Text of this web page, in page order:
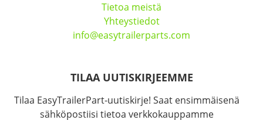
Tietoa meistä
Yhteystiedot
info@easytrailerparts.com
TILAA UUTISKIRJEEMME
Tilaa EasyTrailerPart-uutiskirje! Saat ensimmäisenä
sähköpostiisi tietoa verkkokauppamme